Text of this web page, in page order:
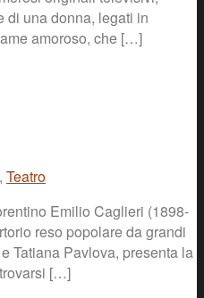
di una donna, legati in
amoroso, che […]
, Teatro
Emilio Caglieri (1898-
reso popolare da grandi
Tatiana Pavlova, presenta la
[…]